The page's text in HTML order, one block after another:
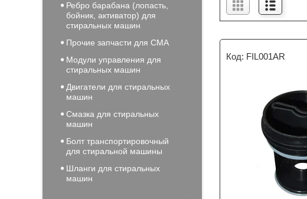
FIL001AR
Ребро барабана (лопасть,
бойник, активатор) для
стиральных машин
Прочие запчасти для СМА
Модули управления для
стиральных машин
Двигатели для стиральных
машин
Смазка для стиральных
машин
Болт транспортировочный
для стиральной машины
Шланги для стиральных
машин